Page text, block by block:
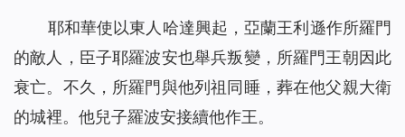
耶和華使以東人哈達興起，亞蘭王利遜作所羅門
的敵人，臣子耶羅波安也舉兵叛變，所羅門王朝因此
衰亡。不久，所羅門與他列祖同睡，葬在他父親大衛
的城裡。他兒子羅波安接續他作王。